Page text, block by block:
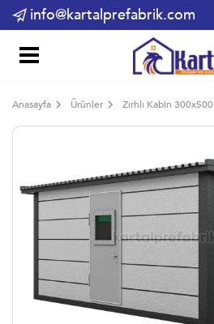
info@kartalprefabrik.com
Anasayfa Ürünler Zırhlı Kabin 300x500